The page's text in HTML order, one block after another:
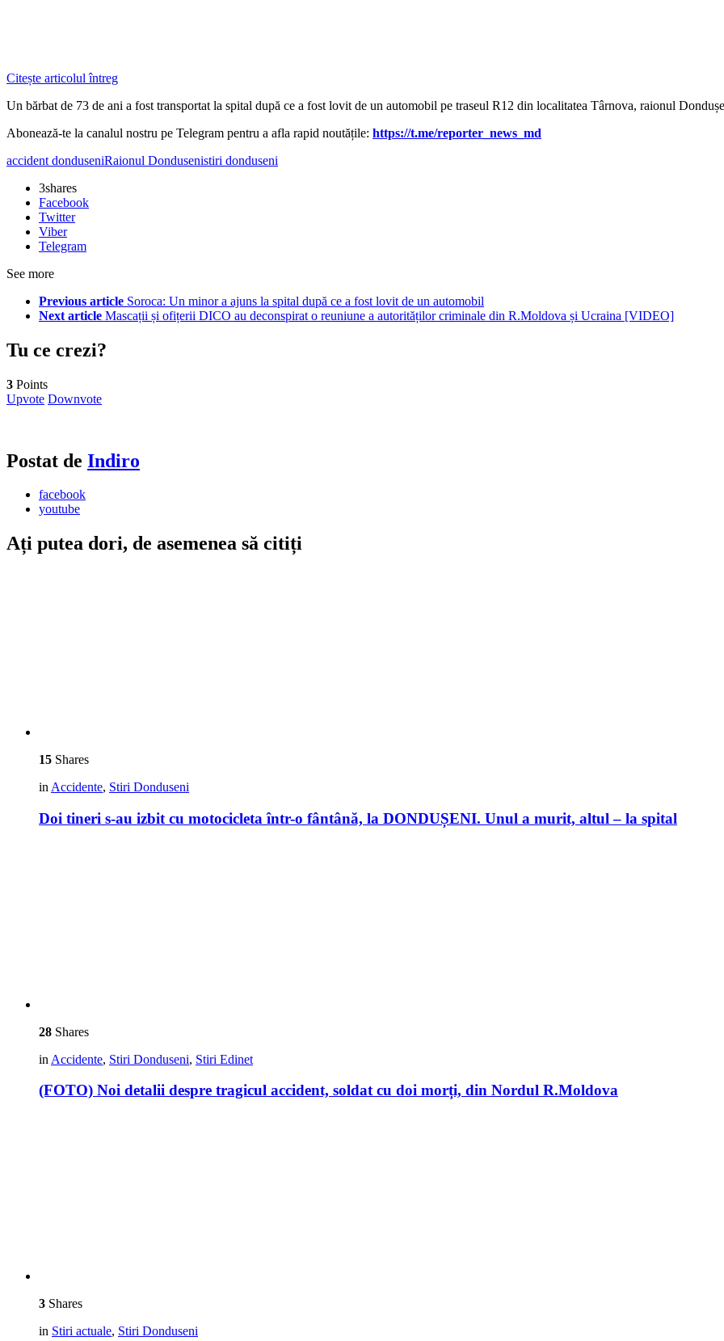
Citește articolul întreg
Un bărbat de 73 de ani a fost transportat la spital după ce a fost lovit de un automobil pe traseul R12 din localitatea Târnova, raionul
Abonează-te la canalul nostru pe Telegram pentru a afla rapid noutățile: https://t.me/reporter_news_md
accident donduseniRaionul Dondusenistiri donduseni
3shares
Facebook
Twitter
Viber
Telegram
See more
Previous article Soroca: Un minor a ajuns la spital după ce a fost lovit de un automobil
Next article Mascații și ofițerii DICO au deconspirat o reuniune a autorităților criminale din R.Moldova și Ucraina [VIDEO]
Tu ce crezi?
3 Points
Upvote Downvote
Postat de Indiro
facebook
youtube
Ați putea dori, de asemenea să citiți
15 Shares
in Accidente, Stiri Donduseni
Doi tineri s-au izbit cu motocicleta într-o fântână, la DONDUȘENI. Unul a murit, altul – la spital
28 Shares
in Accidente, Stiri Donduseni, Stiri Edinet
(FOTO) Noi detalii despre tragicul accident, soldat cu doi morți, din Nordul R.Moldova
3 Shares
in Stiri actuale, Stiri Donduseni